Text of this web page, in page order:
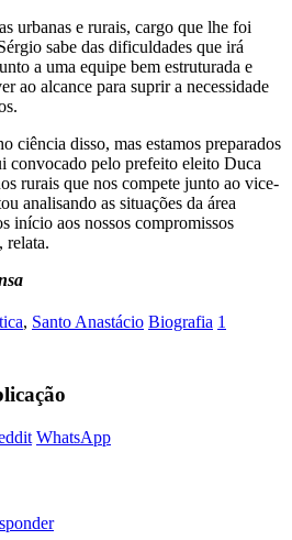
urbanas e rurais, cargo que lhe foi
sabe das dificuldades que irá
a uma equipe bem estruturada e
ao alcance para suprir a necessidade
ciência disso, mas estamos preparados
convocado pelo prefeito eleito Duca
rurais que nos compete junto ao vice-
analisando as situações da área
início aos nossos compromissos
relata.
, Santo Anastácio Biografia 1
WhatsApp